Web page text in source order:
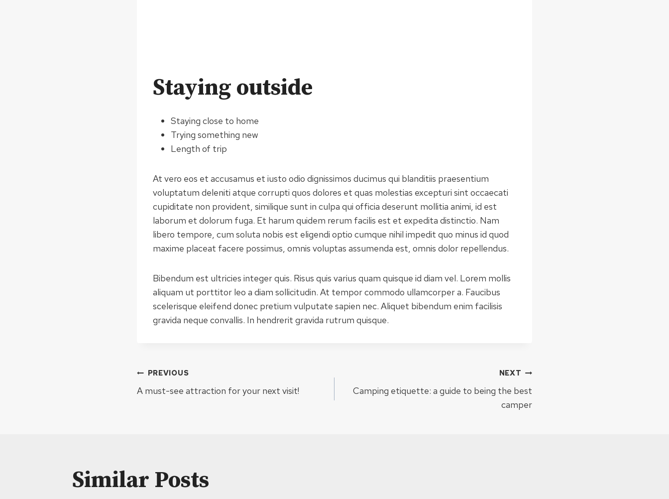
Staying outside
Staying close to home
Trying something new
Length of trip
At vero eos et accusamus et iusto odio dignissimos ducimus qui blanditiis praesentium
voluptatum deleniti atque corrupti quos dolores et quas molestias excepturi sint occaecati
cupiditate non provident, similique sunt in culpa qui officia deserunt mollitia animi, id est
laborum et dolorum fuga. Et harum quidem rerum facilis est et expedita distinctio. Nam
libero tempore, cum soluta nobis est eligendi optio cumque nihil impedit quo minus id quod
maxime placeat facere possimus, omnis voluptas assumenda est, omnis dolor repellendus.
Bibendum est ultricies integer quis. Risus quis varius quam quisque id diam vel. Lorem mollis
aliquam ut porttitor leo a diam sollicitudin. At tempor commodo ullamcorper a. Faucibus
scelerisque eleifend donec pretium vulputate sapien nec. Aliquet bibendum enim facilisis
gravida neque convallis. In hendrerit gravida rutrum quisque.
Navigare
PREVIOUS
A must-see attraction for your next visit!
NEXT
Camping etiquette: a guide to being the best
camper
Similar Posts